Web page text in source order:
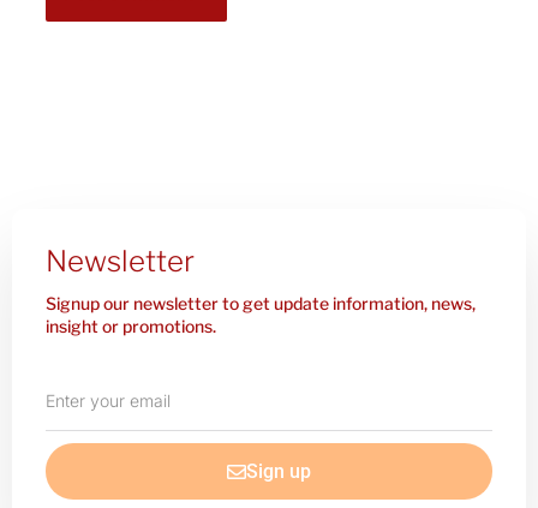
Newsletter
Signup our newsletter to get update information, news,
insight or promotions.
your
email
Sign up